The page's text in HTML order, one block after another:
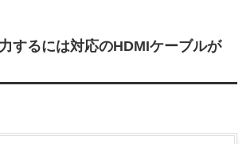
するには対応のHDMIケーブルが